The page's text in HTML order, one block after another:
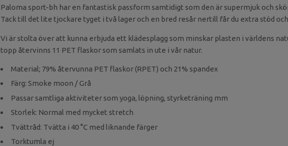
Paloma sport-bh har en fantastisk passform samtidigt som den är supermjuk och
Tack till det lite tjockare tyget i två lager och en bred resår nertill får du extra stöd
Vi är stolta över att kunna erbjuda ett klädesplagg som minskar plasten i världens
topp återvinns 11 PET flaskor som samlats in ute i vår natur.
Material; 79% återvunna PET flaskor (RPET) och 21% spandex
Färg: Smoke moon / Grå
Passar samtliga aktiviteter som yoga, löpning, styrketräning mm
Storlek: Normal med mycket stretch
Tvättråd: Tvätta i 40 °C med liknande färger
Torktumla ej